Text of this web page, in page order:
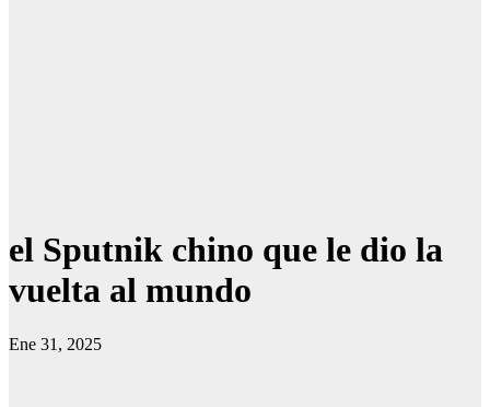
el Sputnik chino que le dio la
vuelta al mundo
Ene 31, 2025